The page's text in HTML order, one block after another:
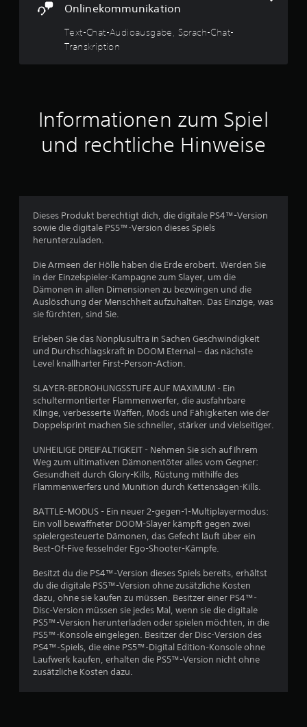
S
t
a
u
s
2
4
6
9
B
w
e
r
t
u
b
r
ü
h
g
e
n
d
l
c
h
e
S
e
u
e
e
l
e
e
n
t
e
D
u
k
a
n
n
s
t
d
a
s
S
p
i
e
l
S
i
e
l
j
r
z
e
i
m
S
p
e
l
e
n
o
e
r
Z
s
e
h
e
p
a
u
s
e
r
e
n
n
u
r
b
e
i
m
O
f
l
Onlinekommunikation
Text-Chat-Audioausgabe, Sprach-Chat-
Transkription
Informationen zum Spiel
und rechtliche Hinweise
Dieses Produkt berechtigt dich, die digitale PS4™-Version
sowie die digitale PS5™-Version dieses Spiels
herunterzuladen.
Die Armeen der Hölle haben die Erde erobert. Werden Sie
in der Einzelspieler-Kampagne zum Slayer, um die
Dämonen in allen Dimensionen zu bezwingen und die
Auslöschung der Menschheit aufzuhalten. Das Einzige, was
sie fürchten, sind Sie.
Erleben Sie das Nonplusultra in Sachen Geschwindigkeit
und Durchschlagskraft in DOOM Eternal – das nächste
Level knallharter First-Person-Action.
SLAYER-BEDROHUNGSSTUFE AUF MAXIMUM - Ein
schultermontierter Flammenwerfer, die ausfahrbare
Klinge, verbesserte Waffen, Mods und Fähigkeiten wie der
Doppelsprint machen Sie schneller, stärker und vielseitiger.
UNHEILIGE DREIFALTIGKEIT - Nehmen Sie sich auf Ihrem
Weg zum ultimativen Dämonentöter alles vom Gegner:
Gesundheit durch Glory-Kills, Rüstung mithilfe des
Flammenwerfers und Munition durch Kettensägen-Kills.
BATTLE-MODUS - Ein neuer 2-gegen-1-Multiplayermodus:
Ein voll bewaffneter DOOM-Slayer kämpft gegen zwei
spielergesteuerte Dämonen, das Gefecht läuft über ein
Best-Of-Five fesselnder Ego-Shooter-Kämpfe.
Besitzt du die PS4™-Version dieses Spiels bereits, erhältst
du die digitale PS5™-Version ohne zusätzliche Kosten
dazu, ohne sie kaufen zu müssen. Besitzer einer PS4™-
Disc-Version müssen sie jedes Mal, wenn sie die digitale
PS5™-Version herunterladen oder spielen möchten, in die
PS5™-Konsole eingelegen. Besitzer der Disc-Version des
PS4™-Spiels, die eine PS5™-Digital Edition-Konsole ohne
Laufwerk kaufen, erhalten die PS5™-Version nicht ohne
zusätzliche Kosten dazu.